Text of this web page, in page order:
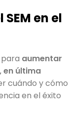
en el
aumentar
en última
cuándo y cómo
en el éxito